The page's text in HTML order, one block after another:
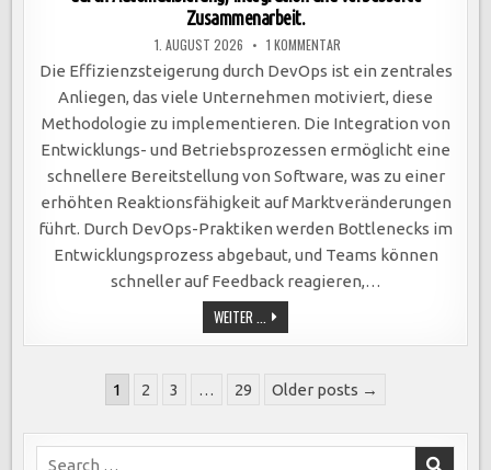
Zusammenarbeit.
1. AUGUST 2026 1 KOMMENTARZU
DEVOPS
STEIGERT
EFFIZIENZ:
SCHNELLERE
SOFTWAREBEREITSTELLUNG
DURCH
AUTOMATISIERUNG,
INTEGRATION
UND
VERBESSERTE
ZUSAMMENARBEIT.
Die Effizienzsteigerung durch DevOps ist ein zentrales
Anliegen, das viele Unternehmen motiviert, diese
Methodologie zu implementieren. Die Integration von
Entwicklungs- und Betriebsprozessen ermöglicht eine
schnellere Bereitstellung von Software, was zu einer
erhöhten Reaktionsfähigkeit auf Marktveränderungen
führt. Durch DevOps-Praktiken werden Bottlenecks im
Entwicklungsprozess abgebaut, und Teams können
schneller auf Feedback reagieren,…
WEITER ... DEVOPS
STEIGERT
EFFIZIENZ:
DURCH
AUTOMATISIERUNG,
UND
VERBESSERTE
Seitennummerierung
Beiträge
1 2 3 … 29 Older posts →
Search